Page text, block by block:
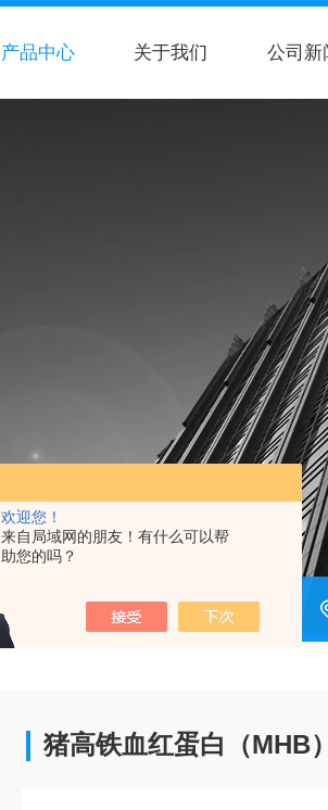
欢迎您！
来自局域网的朋友！有什么可以帮
助您的吗？
产品中心 关于我们 公司新
猪高铁血红蛋白（MHB